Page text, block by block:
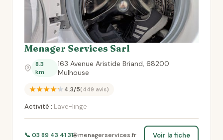
Menager Services Sarl
8.3
km
163 Avenue Aristide Briand, 68200
Mulhouse
★★★★★4.3/5(449 avis)
Activité : Lave-linge
📞 03 89 43 41 31🌐 menagerservices.fr Voir la fiche